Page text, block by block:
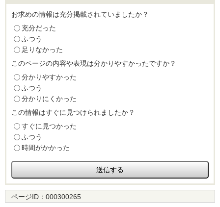
お求めの情報は充分掲載されていましたか？
充分だった
ふつう
足りなかった
このページの内容や表現は分かりやすかったですか？
分かりやすかった
ふつう
分かりにくかった
この情報はすぐに見つけられましたか？
すぐに見つかった
ふつう
時間がかかった
ページID： 000300265